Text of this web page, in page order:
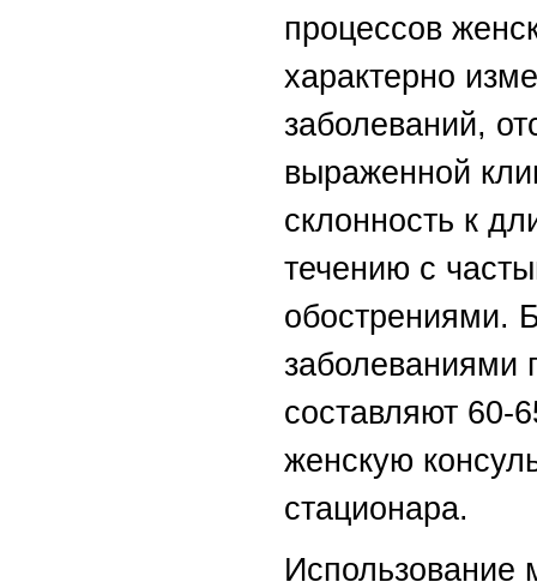
процессов
характерно
заболеваний,
выраженной
склонность к
течению с
обострениями.
заболеваниями
составляют 60-
женскую
стационара.
Использование